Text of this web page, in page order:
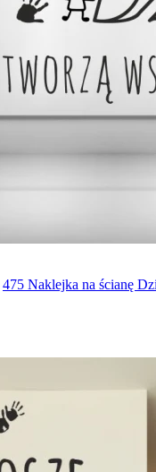
475 Naklejka na ścianę